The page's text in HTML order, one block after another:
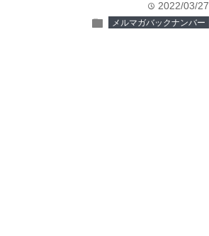
time 2022/03/27
folder メルマガバックナンバー